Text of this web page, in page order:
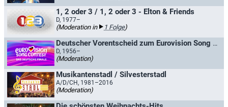
1, 2 oder 3 / 1, 2 oder 3 - Elton & Friends
D, 1977–
(Moderation in 1 Folge)
Deutscher Vorentscheid zum Eurovision Song Contest / Deutscher Vorentscheid zum Grand Prix Eurovision de la Chanson
D, 1956–
(Moderation)
Musikantenstadl / Silvesterstadl
A/D/CH, 1981–2016
(Moderation)